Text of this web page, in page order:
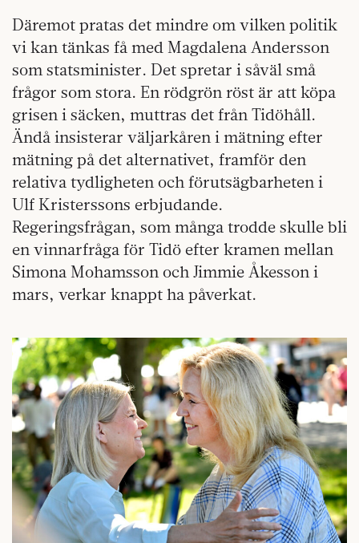
Däremot pratas det mindre om vilken politik
vi kan tänkas få med Magdalena Andersson
som statsminister. Det spretar i såväl små
frågor som stora. En rödgrön röst är att köpa
grisen i säcken, muttras det från Tidöhåll.
Ändå insisterar väljarkåren i mätning efter
mätning på det alternativet, framför den
relativa tydligheten och förutsägbarheten i
Ulf Kristerssons erbjudande.
Regeringsfrågan, som många trodde skulle bli
en vinnarfråga för Tidö efter kramen mellan
Simona Mohamsson och Jimmie Åkesson i
mars, verkar knappt ha påverkat.